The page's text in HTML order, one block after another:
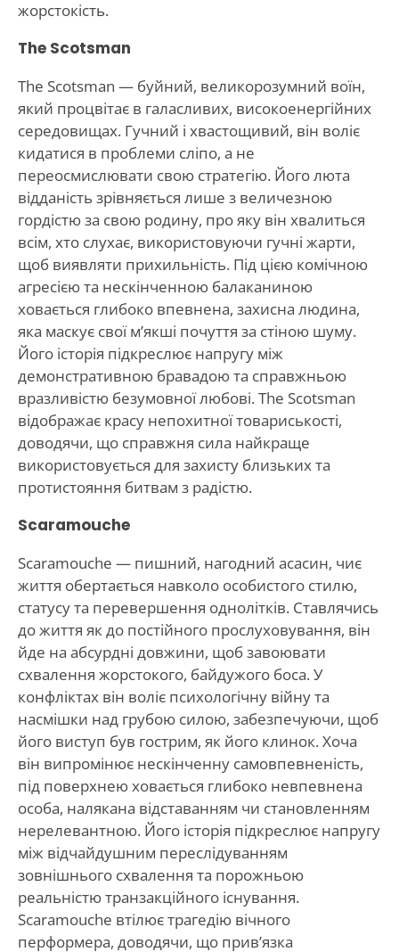
жорстокість.
The Scotsman
The Scotsman — буйний, великорозумний воїн,
який процвітає в галасливих, високоенергійних
середовищах. Гучний і хвастощивий, він воліє
кидатися в проблеми сліпо, а не
переосмислювати свою стратегію. Його люта
відданість зрівняється лише з величезною
гордістю за свою родину, про яку він хвалиться
всім, хто слухає, використовуючи гучні жарти,
щоб виявляти прихильність. Під цією комічною
агресією та нескінченною балаканиною
ховається глибоко впевнена, захисна людина,
яка маскує свої м’якші почуття за стіною шуму.
Його історія підкреслює напругу між
демонстративною бравадою та справжньою
вразливістю безумовної любові. The Scotsman
відображає красу непохитної товариськості,
доводячи, що справжня сила найкраще
використовується для захисту близьких та
протистояння битвам з радістю.
Scaramouche
Scaramouche — пишний, нагодний асасин, чиє
життя обертається навколо особистого стилю,
статусу та перевершення однолітків. Ставлячись
до життя як до постійного прослуховування, він
йде на абсурдні довжини, щоб завоювати
схвалення жорстокого, байдужого боса. У
конфліктах він воліє психологічну війну та
насмішки над грубою силою, забезпечуючи, щоб
його виступ був гострим, як його клинок. Хоча
він випромінює нескінченну самовпевненість,
під поверхнею ховається глибоко невпевнена
особа, налякана відставанням чи становленням
нерелевантною. Його історія підкреслює напругу
між відчайдушним переслідуванням
зовнішнього схвалення та порожньою
реальністю транзакційного існування.
Scaramouche втілює трагедію вічного
перформера, доводячи, що прив’язка